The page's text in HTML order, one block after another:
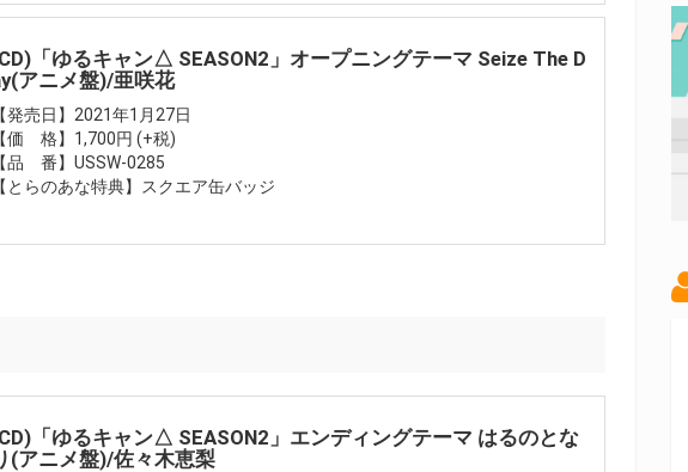
「ゆるキャン△ SEASON2」オープニングテーマ Seize The D
アニメ盤)/亜咲花
【発売日】2021年1月27日
【価 格】1,700円 (+税)
【品 番】USSW-0285
【とらのあな特典】スクエア缶バッジ
「ゆるキャン△ SEASON2」エンディングテーマ はるのとな
(アニメ盤)/佐々木恵梨